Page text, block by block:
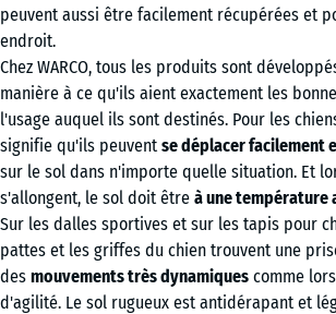
peuvent aussi être facilement récupérées et
endroit.
Chez WARCO, tous les produits sont
manière à ce qu'ils aient exactement les
l'usage auquel ils sont destinés. Pour les
signifie qu'ils peuvent se déplacer facilement
sur le sol dans n'importe quelle situation. Et
s'allongent, le sol doit être à une température
Sur les dalles sportives et sur les tapis pour
pattes et les griffes du chien trouvent une
des mouvements très dynamiques comme
d'agilité. Le sol rugueux est antidérapant et